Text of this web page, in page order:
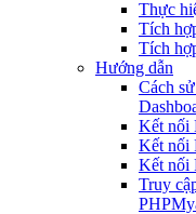
Thực
Tích
Tích
Hướng dẫn
Cách
Kết nối
Kết nối
Kết nối
Truy